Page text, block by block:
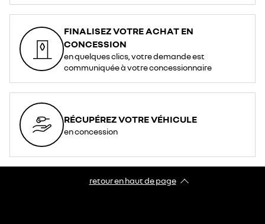
FINALISEZ VOTRE ACHAT EN
CONCESSION
en quelques clics, votre demande est
communiquée à votre concessionnaire
RÉCUPÉREZ VOTRE VÉHICULE
en concession
retour en haut de page​